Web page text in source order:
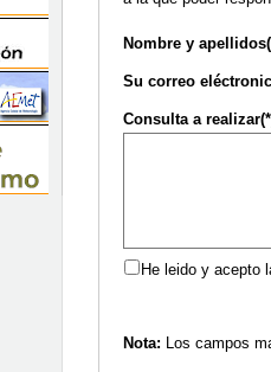
Nombre y
Su correo
Consulta a
He leido y acepto
Nota: Los campos